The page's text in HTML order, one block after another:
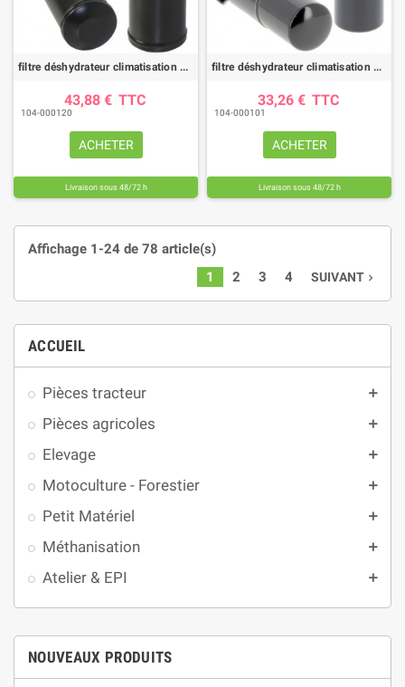
ACCUEIL
Pièces tracteur add
Pièces agricoles add
Elevage add
Motoculture - Forestier add
Petit Matériel add
Méthanisation add
Atelier & EPI add
NOUVEAUX PRODUITS
filtre déshydrateur climatisation DYH70014 |HIFI FILTER
43,88 € TTC
104-000120
ACHETER
Livraison sous 48/72 h
filtre déshydrateur climatisation DYH60010 |HIFI FILTER
33,26 € TTC
104-000101
ACHETER
Livraison sous 48/72 h
Affichage 1-24 de 78 article(s)
1
2 3 4 SUIVANT navigate_next